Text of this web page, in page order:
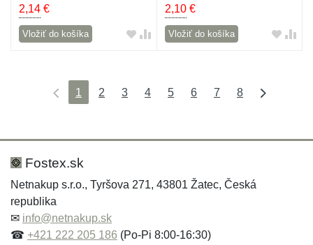
2,14 €
Vložiť do košíka
2,10€
Vložiť do košíka
1 2 3 4 5 6 7 8
Fostex.sk
Netnakup s.r.o., Tyršova 271, 43801 Žatec, Česká
republika
✉ info@netnakup.sk
☎ +421 222 205 186 (Po-Pi 8:00-16:30)